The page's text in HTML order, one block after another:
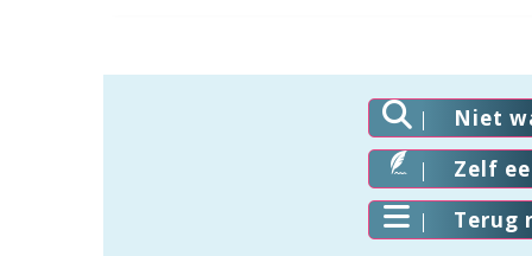
Niet
Zelf
Terug